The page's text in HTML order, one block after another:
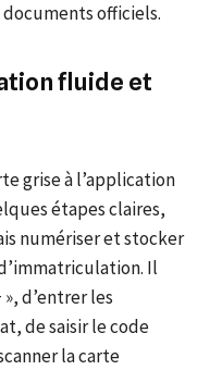
officiels.
fluide et
grise à l’application
étapes claires,
numériser et stocker
Il
d’entrer les
de saisir le code
la carte